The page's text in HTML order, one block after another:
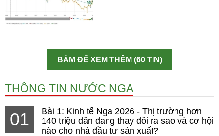
BẤM ĐỂ XEM THÊM (60 TIN)
THÔNG TIN NƯỚC NGA
01
Bài 1: Kinh tế Nga 2026 - Thị trường hơn
140 triệu dân đang thay đổi ra sao và cơ hội
nào cho nhà đầu tư sản xuất?